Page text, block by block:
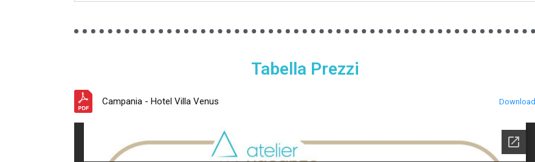
Tabella Prezzi
Campania - Hotel Villa Venus Download